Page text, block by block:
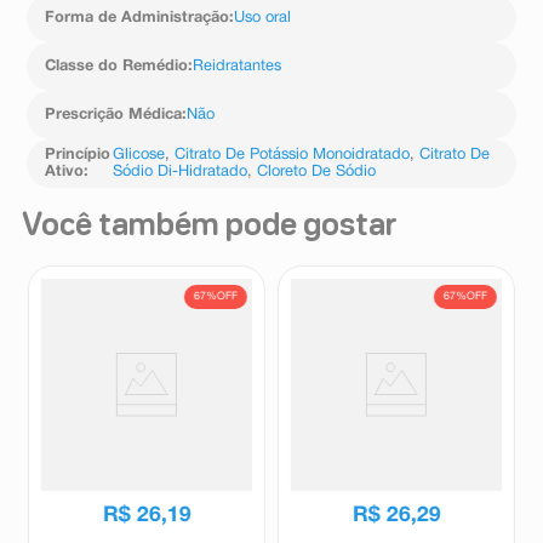
Forma de Administração:Uso oral
Classe do Remédio: Reidratantes
Prescrição Médica: Não
Princípio
Ativo:
Glicose,Citrato De Potássio Monoidratado,Citrato De
Sódio Di-Hidratado,Cloreto De Sódio
Você também pode gostar
67%OFF
R$ 26,19
67%OFF
R$ 26,29